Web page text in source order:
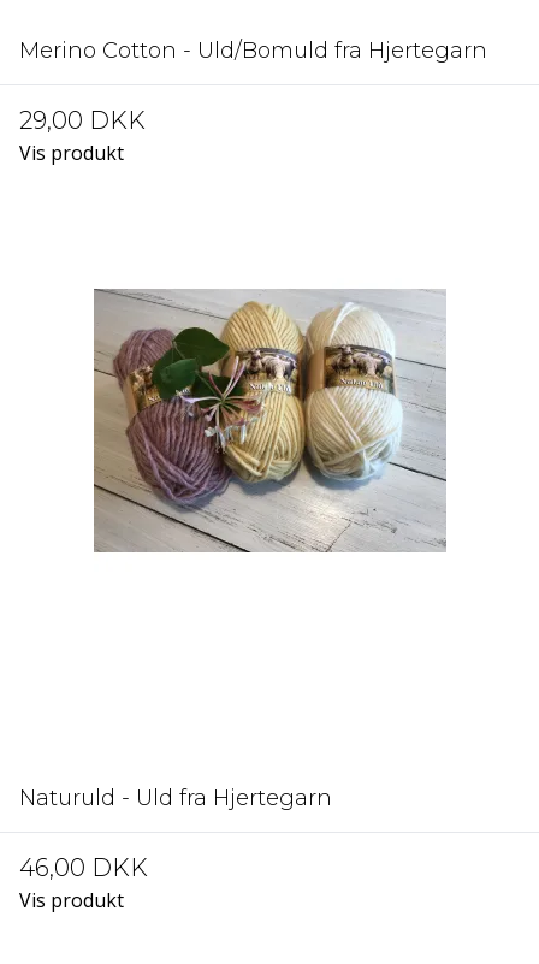
Merino Cotton - Uld/Bomuld fra Hjertegarn
29,00 DKK
Vis produkt
Naturuld - Uld fra Hjertegarn
46,00 DKK
Vis produkt